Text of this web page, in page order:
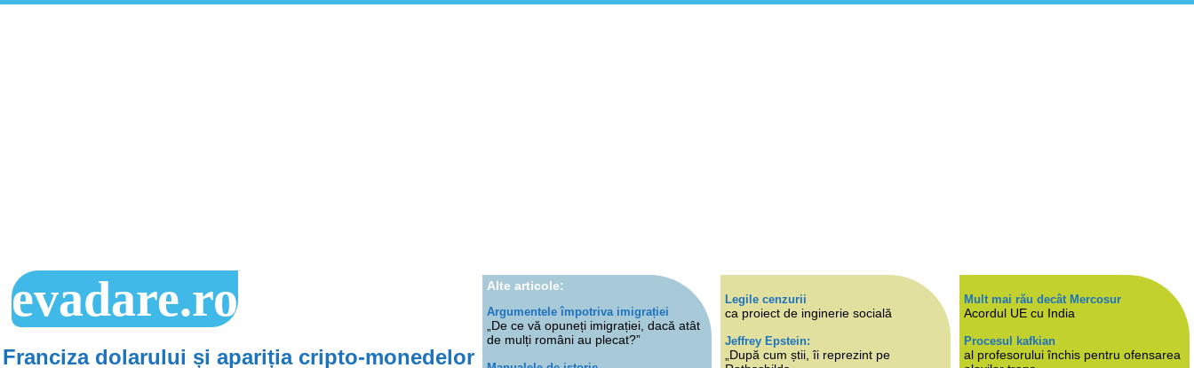
evadare.ro
Franciza dolarului și apariția cripto-monedelor
Alte articole:
Argumentele împotriva imigrației
„De ce vă opuneți imigrației, dacă atât
de mulți români au plecat?”
Legile cenzurii
ca proiect de inginerie socială
Jeffrey Epstein:
„După cum știi, îi reprezint pe
Mult mai rău decât Mercosur
Acordul UE cu India
Procesul kafkian
al profesorului închis pentru ofensarea